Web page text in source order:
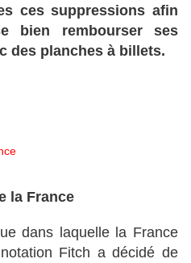
ces suppressions afin
bien rembourser ses
des planches à billets.
la France
dans laquelle la France
Fitch a décidé de